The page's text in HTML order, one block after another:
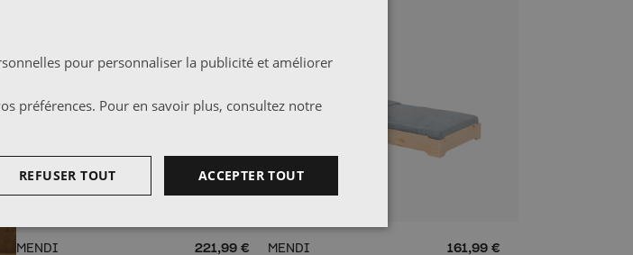
MENDI 221,99 € MENDI 161,99 €
pour personnaliser la publicité et améliorer
préférences. Pour en savoir plus, consultez notre
ACCEPTER TOUT
REFUSER TOUT